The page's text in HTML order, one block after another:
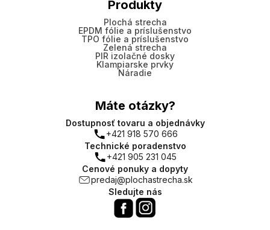
Produkty
Plochá strecha
EPDM fólie a príslušenstvo
TPO fólie a príslušenstvo
Zelená strecha
PIR izolačné dosky
Klampiarske prvky
Náradie
Máte otázky?
Dostupnosť tovaru a objednávky
+421 918 570 666
Technické poradenstvo
+421 905 231 045
Cenové ponuky a dopyty
predaj@plochastrecha.sk
Sledujte nás